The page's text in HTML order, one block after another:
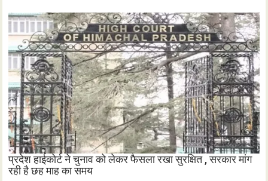
प्रदेश हाईकोर्ट ने चुनाव को लेकर फैसला रखा सुरक्षित , सरकार मांग
रही है छह माह का समय